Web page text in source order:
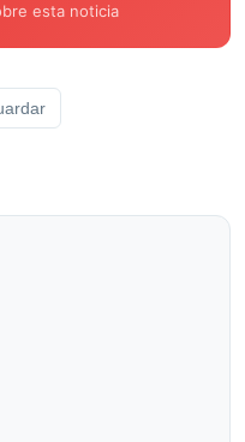
esta noticia